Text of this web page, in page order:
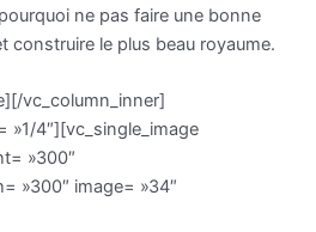
ne pas faire une bonne
construire le plus beau royaume.
vc_column_inner]
»1/4″][vc_single_image
»300″
»300″ image= »34″